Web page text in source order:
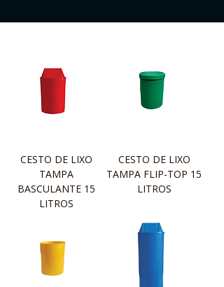
CESTO DE LIXO
TAMPA
BASCULANTE 15
LITROS
CESTO DE LIXO
TAMPA FLIP-TOP 15
LITROS